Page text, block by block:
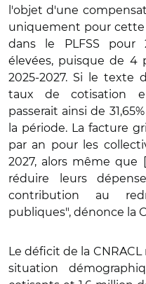
l'objet d'une
uniquement pour cette
dans le PLFSS pour
élevées, puisque de 4
2025-2027. Si le texte
taux de cotisation
passerait ainsi de
la période. La facture
par an pour les
2027, alors même que
réduire leurs
contribution au
publiques", dénonce la
Le déficit de la
situation